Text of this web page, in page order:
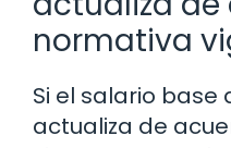
normativa
Si el salario base
actualiza de